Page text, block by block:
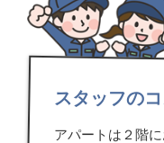
スタッフの
アパートは２階